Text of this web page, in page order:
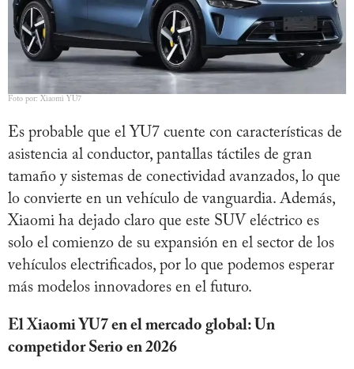
Foto por: Xiaomi YU7
Es probable que el YU7 cuente con características de
asistencia al conductor, pantallas táctiles de gran
tamaño y sistemas de conectividad avanzados, lo que
lo convierte en un vehículo de vanguardia. Además,
Xiaomi ha dejado claro que este SUV eléctrico es
solo el comienzo de su expansión en el sector de los
vehículos electrificados, por lo que podemos esperar
más modelos innovadores en el futuro.
El Xiaomi YU7 en el mercado global: Un
competidor Serio en 2026